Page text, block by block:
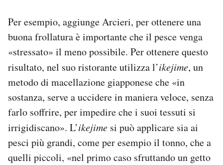
Per esempio, aggiunge Arcieri, per ottenere una
buona frollatura è importante che il pesce venga
«stressato» il meno possibile. Per ottenere questo
risultato, nel suo ristorante utilizza l’ikejime, un
metodo di macellazione giapponese che «in
sostanza, serve a uccidere in maniera veloce, senza
farlo soffrire, per impedire che i suoi tessuti si
irrigidiscano». L’ikejime si può applicare sia ai
pesci più grandi, come per esempio il tonno, che a
quelli piccoli, «nel primo caso sfruttando un getto